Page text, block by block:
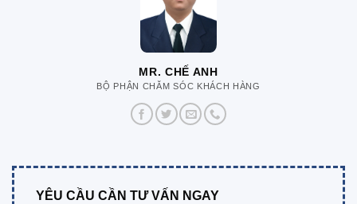
MR. CHẾ ANH
BỘ PHẬN CHĂM SÓC KHÁCH HÀNG
YÊU CẦU CẦN TƯ VẤN NGAY